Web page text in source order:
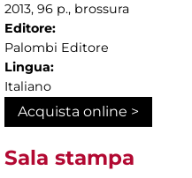
2013, 96 p., brossura
Editore:
Palombi Editore
Lingua:
Italiano
Acquista online >
Sala stampa